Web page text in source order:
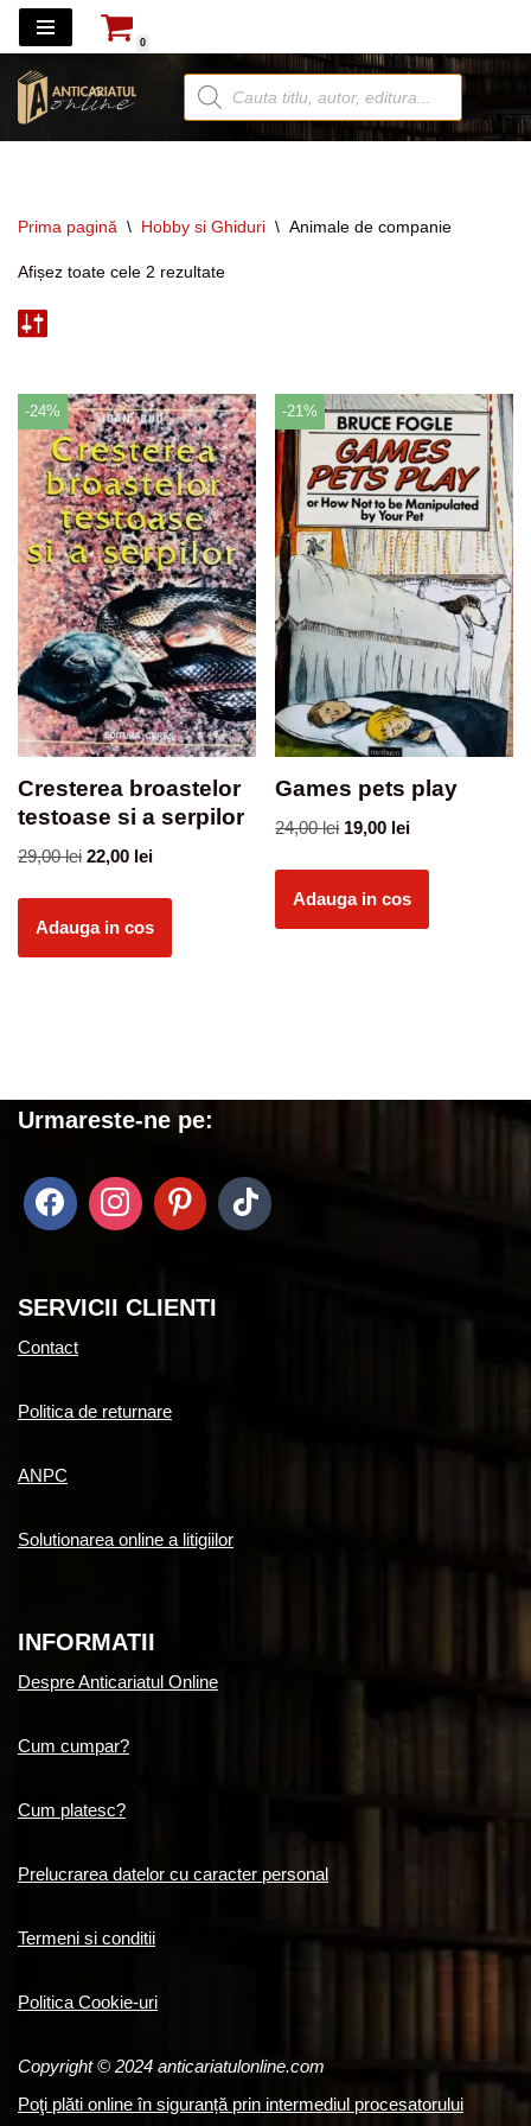
la
conținut
0
Prima pagină \ Hobby si Ghiduri \ Animale de companie
Afișez toate cele 2 rezultate
-24%
Cresterea broastelor
testoase si a serpilor
29,00lei 22,00 lei
Adauga in cos
-21%
Games pets play
24,00lei 19,00 lei
Adauga in cos
Urmareste-ne pe:
SERVICII CLIENTI
Contact
Politica de returnare
ANPC
Solutionarea online a litigiilor
INFORMATII
Despre Anticariatul Online
Cum cumpar?
Cum platesc?
Prelucrarea datelor cu caracter personal
Termeni si conditii
Politica Cookie-uri
Copyright © 2024 anticariatulonline.com
Poţi plăti online în siguranță prin intermediul procesatorului